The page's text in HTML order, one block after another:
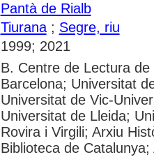
Pantà de Rialb
Tiurana; Segre, riu
1999; 2021
B. Centre de Lectura
Barcelona; Universitat
Universitat de Vic-
Universitat de Lleida;
Rovira i Virgili; Arxiu
Biblioteca de